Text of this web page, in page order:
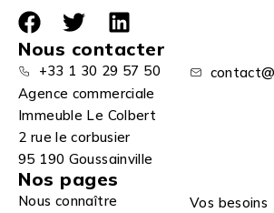
Nous contacter
+33 1 30 29 57 50
Agence commerciale
Immeuble Le Colbert
2 rue le corbusier
95 190 Goussainville
Nos pages
Nous connaître
Vos besoins